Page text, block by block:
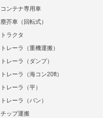
コンテナ専用車
塵芥車（回転式）
トラクタ
トレーラ（重機運搬）
トレーラ（ダンプ）
トレーラ（海コン20ft）
トレーラ（平）
トレーラ（バン）
チップ運搬